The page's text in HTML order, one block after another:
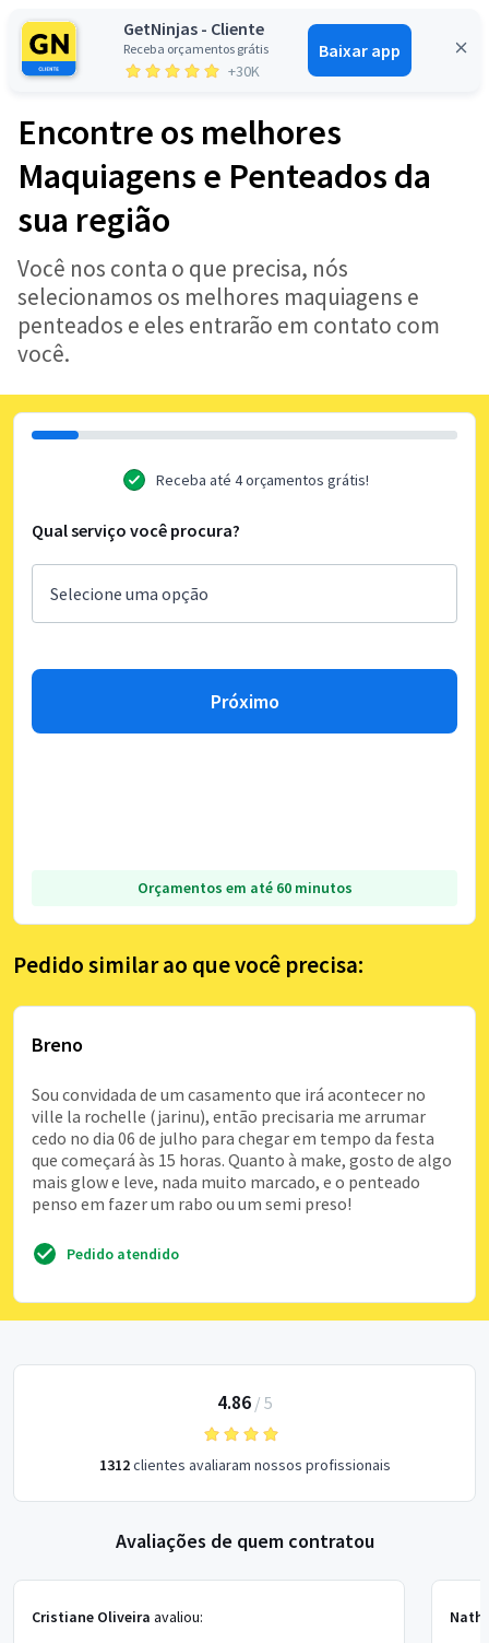
GetNinjas - Cliente
Receba orçamentos grátis
+30K
Baixar app
Entrar
Encontre os melhores
Maquiagens e Penteados da
sua região
Você nos conta o que precisa, nós
selecionamos os melhores maquiagens e
penteados e eles entrarão em contato com
você.
Receba até 4 orçamentos grátis!
Qual serviço você procura?
Próximo
Orçamentos em até 60 minutos
Pedido similar ao que você precisa:
Breno
Sou convidada de um casamento que irá acontecer no
ville la rochelle (jarinu), então precisaria me arrumar
cedo no dia 06 de julho para chegar em tempo da festa
que começará às 15 horas. Quanto à make, gosto de algo
mais glow e leve, nada muito marcado, e o penteado
penso em fazer um rabo ou um semi preso!
Pedido atendido
4.86/ 5
1312clientes avaliaram nossos profissionais
Avaliações de quem contratou
Cristiane Oliveira avaliou: